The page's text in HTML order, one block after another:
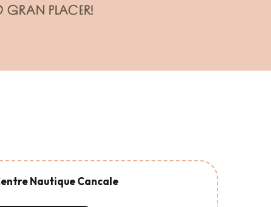
GRAN PLACER!
Nautique Cancale